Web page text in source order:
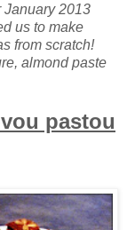
January 2013
us to make
from scratch!
almond paste
pastou